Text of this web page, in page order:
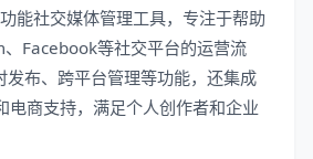
能社交媒体管理工具，专注于帮助
Facebook等社交平台的运营流
发布、跨平台管理等功能，还集成
商支持，满足个人创作者和企业